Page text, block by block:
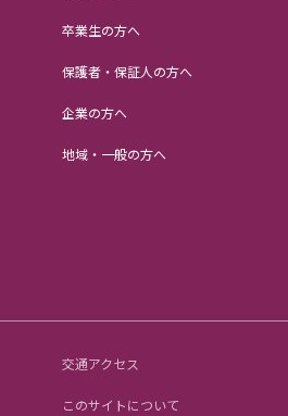
卒業生の方へ
保護者・保証人の方へ
企業の方へ
地域・一般の方へ
交通アクセス
このサイトについて